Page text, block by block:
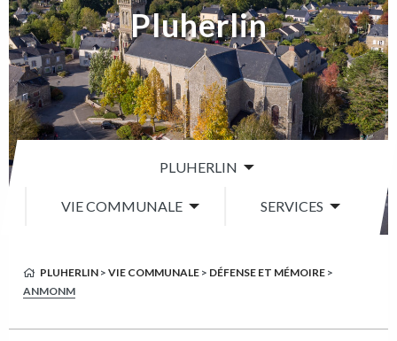
Pluherlin
PLUHERLIN
VIE COMMUNALE SERVICES
PLUHERLIN > VIE COMMUNALE > DÉFENSE ET MÉMOIRE >
ANMONM